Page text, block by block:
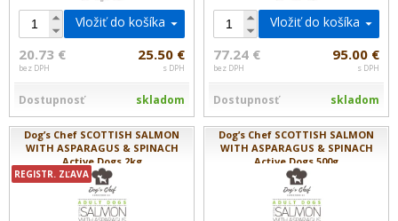
Vložiť do košíka
20.73 €
bez DPH
25.50 €
s DPH
Dostupnosť skladom
Vložiť do košíka
77.24 €
bez DPH
95.00 €
s DPH
Dostupnosť skladom
Dog’s Chef SCOTTISH SALMON
WITH ASPARAGUS & SPINACH
Active Dogs 2kg
REGISTR. ZĽAVA
Dog’s Chef SCOTTISH SALMON
WITH ASPARAGUS & SPINACH
Active Dogs 500g